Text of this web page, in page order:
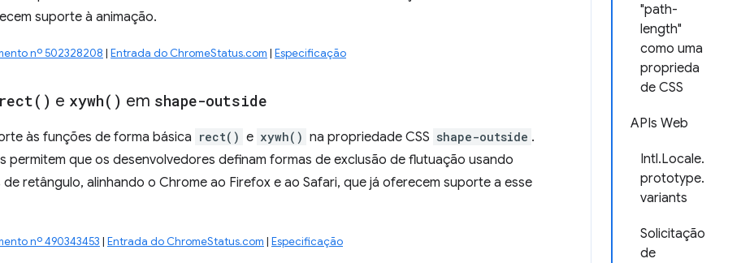
"path-
length"
como uma
proprieda
de CSS
APIs Web
Intl.Locale.
prototype.
variants
Solicitação
de
suporte à animação.
nº 502328208 | Entrada do ChromeStatus.com | Especificação
rect( ) e xywh( ) em shape-outside
às funções de forma básica rect() e xywh() na propriedade CSS shape-outside .
permitem que os desenvolvedores definam formas de exclusão de flutuação usando
retângulo, alinhando o Chrome ao Firefox e ao Safari, que já oferecem suporte a esse
nº 490343453 | Entrada do ChromeStatus.com | Especificação